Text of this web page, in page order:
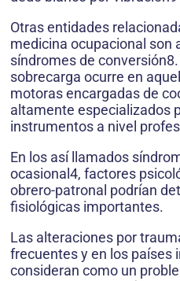
Otras entidades
medicina ocupacional son
síndromes de
sobrecarga ocurre en
motoras encargadas de
altamente especializados
instrumentos a nivel
En los así llamados
ocasional4, factores
obrero-patronal podrían
fisiológicas importantes.
Las alteraciones por
frecuentes y en los países
consideran como un